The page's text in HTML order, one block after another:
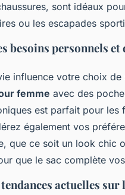
sont idéaux
ou les escapades
besoins personnels et
influence votre choix de
femme avec des
est parfait pour les
également vos
que ce soit un look chic
que le sac complète
actuelles sur